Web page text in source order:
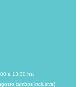
a 13:30 hs.
(ambos inclusive)